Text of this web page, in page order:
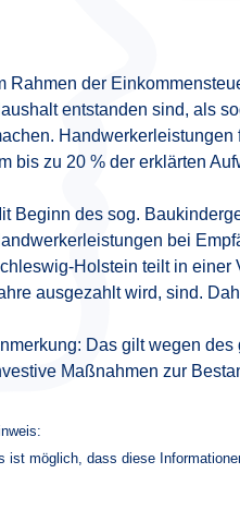
Rahmen der
entstanden sind, als
bis zu 20 % der erklärten
Beginn des sog.
bei
Holstein teilt in einer
ausgezahlt wird, sind.
Das gilt wegen
Maßnahmen zur
ist möglich, dass diese